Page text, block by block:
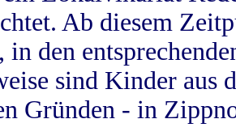
Ab diesem
in den
sind Kinder aus
Gründen - in